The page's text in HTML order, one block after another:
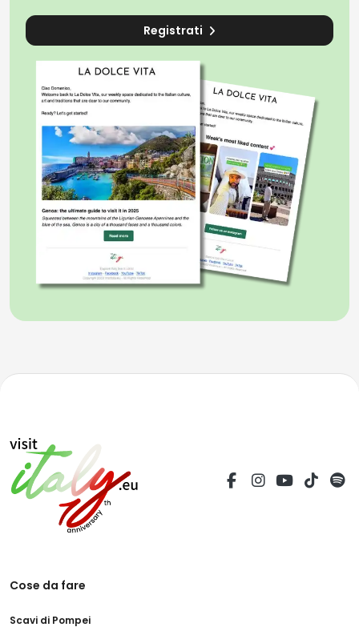
Registrati
Cose da fare
Scavi di Pompei